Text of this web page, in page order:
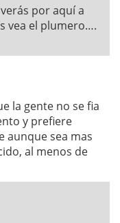
por aquí a
vea el plumero….
la gente no se fia
y prefiere
aunque sea mas
al menos de